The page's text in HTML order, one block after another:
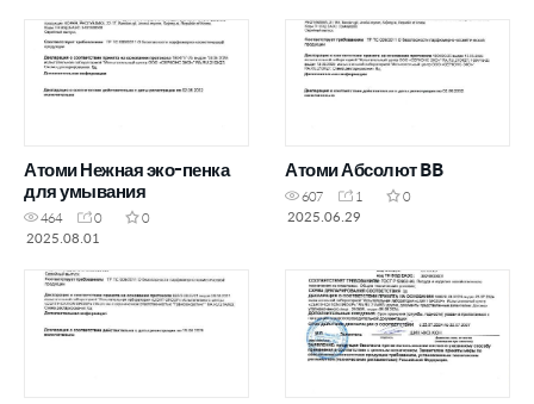
Атоми Нежная эко-пенка
для умывания
464 0
0
2025.08.01
Атоми Абсолют BB
607 1
0
2025.06.29